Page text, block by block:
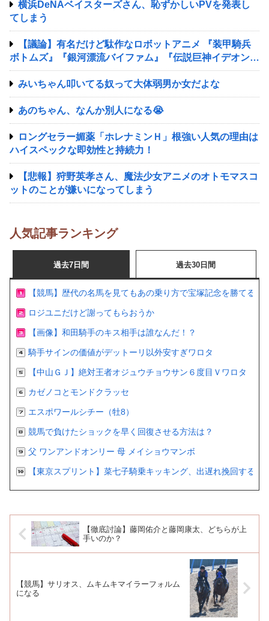
横浜DeNAベイスターズさん、恥ずかしいPVを発表し
てしまう
【議論】有名だけど駄作なロボットアニメ 『装甲騎兵
ボトムズ』『銀河漂流バイファム』『伝説巨神イデオン』
『超獣機神ダンクーガ』『銀河疾風サスライガー』
みいちゃん叩いてる奴って大体弱男か女だよな
あのちゃん、なんか別人になる😭
ロングセラー媚薬「ホレナミンＨ」根強い人気の理由は
ハイスペックな即効性と持続力！
【悲報】狩野英孝さん、魔法少女アニメのオトモマスコ
ットのことが嫌いになってしまう
人気記事ランキング
過去7日間 過去30日間
【競馬】歴代の名馬を見てもあの乗り方で宝塚記念を勝てる
ロジユニだけど謝ってもらおうか
【画像】和田騎手のキス相手は誰なんだ！？
騎手サインの価値がデットーリ以外安すぎワロタ
【中山ＧＪ】絶対王者オジュウチョウサン６度目Ｖワロタ
カゼノコとモンドクラッセ
エスポワールシチー（牡8）
競馬で負けたショックを早く回復させる方法は？
父 ワンアンドオンリー 母 メイショウマンボ
【東京スプリント】菜七子騎乗キッキング、出遅れ挽回するも
【徹底討論】藤岡佑介と藤岡康太、どちらが上
手いのか？
【競馬】サリオス、ムキムキマイラーフォルム
になる